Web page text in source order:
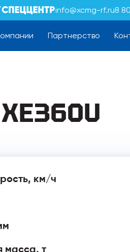
info@xcmg-rf.ru8
Партнерство
км/ч
масса, т